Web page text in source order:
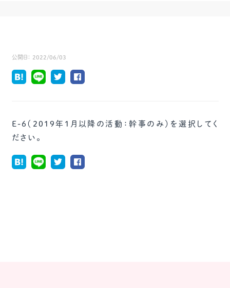
公開日： 2022/06/03
E-6（2019年1月以降の活動：幹事のみ）を選択してく
ださい。